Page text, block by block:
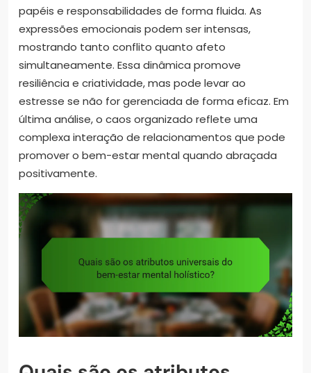
papéis e responsabilidades de forma fluida. As
expressões emocionais podem ser intensas,
mostrando tanto conflito quanto afeto
simultaneamente. Essa dinâmica promove
resiliência e criatividade, mas pode levar ao
estresse se não for gerenciada de forma eficaz. Em
última análise, o caos organizado reflete uma
complexa interação de relacionamentos que pode
promover o bem-estar mental quando abraçada
positivamente.